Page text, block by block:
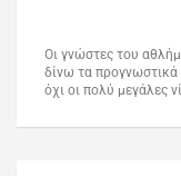
Οι γνώστες του
δίνω τα προγνωστικά
όχι οι πολύ μεγάλες